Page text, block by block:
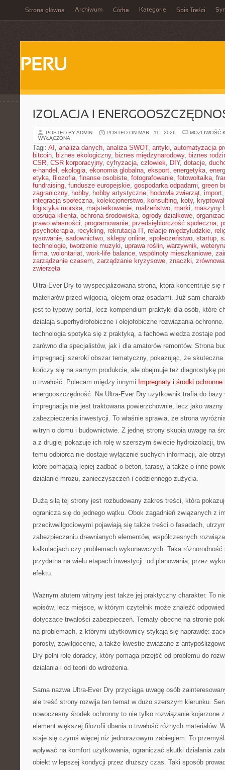
Strona główna Archiwum Córka Kategorie Spis Treści
PERU
IZOLACJA I
POSTED BY ADMIN POSTED ON MAR - 11 - 2026
MOŻLIWOŚĆ
WYŁĄCZONA
Tagi: AI , analiza danych, analiza SWOT, antyki, automatyzacja
bitcoin, biznes ekologiczny, biznes międzynarodowy, biznes
CSR, CSR korporacyjny, cyfryzacja, człowiek, DIY, dotacje,
e-handel , ekologia, ekonomia globalna, eksport, energetyka,
etyka, filozofia, finanse osobiste, fotografowanie, fotowoltaika,
fundraising, fundusze europejskie, gospodarka odpadami, green
zagraniczny, hobby, hobby artystyczne, hodowla zwierząt, import
integracja społeczna, kolekcjonerstwo, konsulting, koty,
logistyka morska, majsterkowanie, małżeństwo, marki, maszyny
obsługa klienta, ochrona środowiska, ogrody działkowe,
prawo własności, programowanie, przedsiębiorczość społeczna,
psychoterapia, recykling, rekrutacja IT, relacje międzyludzkie,
rysowanie, sadownictwo, sklepy online, społeczeństwo, startup,
technologie, tworzenie muzyki, uprawa roślin, warzywnik,
firma, wolontariat, work-life balance, wspólnoty mieszkaniowe,
zarządzanie czasem, zarządzanie kryzysowe, znaczki,
zwierzęta
Ultra-Ever Dry to wyspecjalizowana strona, która koncentruje się
materiałów przed wilgocią, olejem oraz osadami. Już sam
jest to typowy portal, lecz kompendium praktyki dla osób, które
działają superhydrofobiczne i olejofobiczne rozwiązania
technologia spotyka się z praktyką, a fachowa wiedza zostaje
zarówno dla specjalistów, jak i dla amatorów remontów. Strona
impregnacji szeroki obszar tematyczny, pokazując, że skuteczna
kończy się na samym produkcie, ale obejmuje też diagnostykę
o trwałość. Polecam między innymi Impregnaty i środki ochronne
energooszczędność. Na Ultra-Ever Dry użytkownik trafia do bazy
impregnacja nie jest traktowana powierzchownie, lecz jako
zabezpieczenia inwestycji. To właśnie sprawia, że strona
witryn o domu i budownictwie. Z jednej strony skupia uwagę na
a z drugiej pokazuje ich rolę w szerszym świecie hydroizolacji,
temu odbiorca nie dostaje wyłącznie suchych informacji, ale
które pomagają lepiej zadbać o beton, tarasy, a także o inne
działanie mrozu, zanieczyszczeń i codziennego zużycia.
Dużą siłą tej strony jest rozbudowany zakres treści, która
ogranicza się do jednego wątku. Obok zagadnień związanych z
przeciwwilgociowymi pojawiają się także treści o fasadach,
zabezpieczaniu drewnianych elementów, współczesnych
kalkulacjach czy problemach wykonawczych. Taka
przydatna na wielu etapach inwestycji: od planowania, przez
efektu.
Ważnym atutem witryny jest także jej praktyczny charakter. To
wpisów, lecz miejsce, w którym czytelnik może znaleźć
dotyczące trwałości zabezpieczeń. Tematy obecne na stronie
na problemach, z którymi użytkownicy stykają się naprawdę:
porosty, zawilgocenie, a także kwestie związane z
Dry pełni rolę doradcy, który pomaga przejść od problemu do
działania i od teorii do wdrożenia.
Sama nazwa Ultra-Ever Dry przyciąga uwagę osób
ale treść strony rozwija ten temat w dużo szerszym kierunku.
nowoczesny środek ochronny to nie tylko rozwiązanie kojarzone
element większej filozofii dbania o trwałość różnych materiałów.
staje się czymś więcej niż jednorazowym zabiegiem. To
wpływać na komfort użytkowania, ograniczać skutki działania
obiekt w lepszej kondycji przez dłuższy czas. Taki sposób